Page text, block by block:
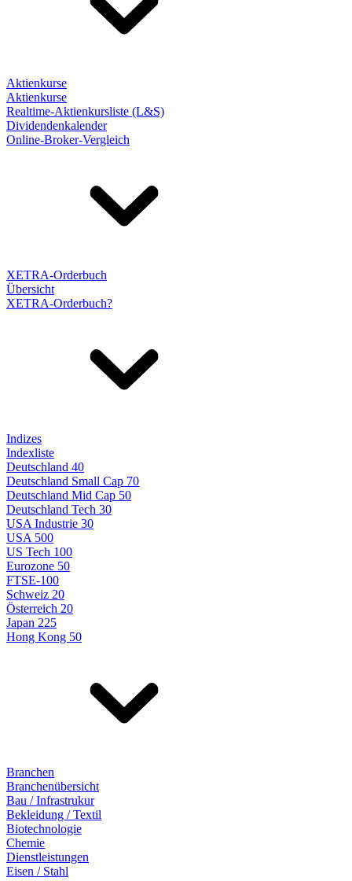
Aktienkurse
Aktienkurse
Realtime-Aktienkursliste (L&S)
Dividendenkalender
Online-Broker-Vergleich
XETRA-Orderbuch
Übersicht
XETRA-Orderbuch?
Indizes
Indexliste
Deutschland 40
Deutschland Small Cap 70
Deutschland Mid Cap 50
Deutschland Tech 30
USA Industrie 30
USA 500
US Tech 100
Eurozone 50
FTSE-100
Schweiz 20
Österreich 20
Japan 225
Hong Kong 50
Branchen
Branchenübersicht
Bau / Infrastrukur
Bekleidung / Textil
Biotechnologie
Chemie
Dienstleistungen
Eisen / Stahl